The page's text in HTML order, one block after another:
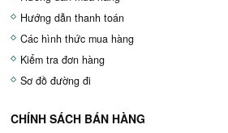
Hướng dẫn thanh toán
Các hình thức mua hàng
Kiểm tra đơn hàng
Sơ đồ đường đi
CHÍNH SÁCH BÁN HÀNG